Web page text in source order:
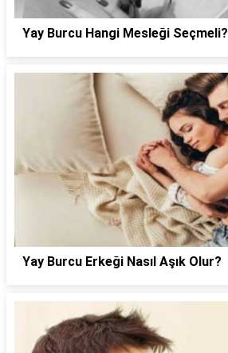
Yay Burcu Hangi Mesleği Seçmeli?
Yay Burcu Erkeği Nasıl Aşık Olur?